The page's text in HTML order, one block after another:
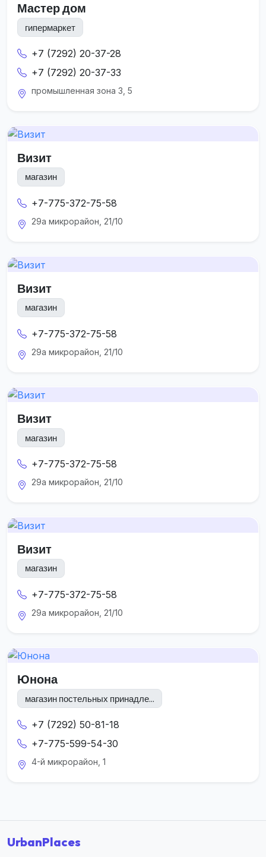
Мастер дом
гипермаркет
+7 (7292) 20-37-28
+7 (7292) 20-37-33
промышленная зона 3, 5
Визит
магазин
+7-775-372-75-58
29а микрорайон, 21/10
Визит
магазин
+7-775-372-75-58
29а микрорайон, 21/10
Визит
магазин
+7-775-372-75-58
29а микрорайон, 21/10
Визит
магазин
+7-775-372-75-58
29а микрорайон, 21/10
Юнона
магазин постельных принадле...
+7 (7292) 50-81-18
+7-775-599-54-30
4-й микрорайон, 1
UrbanPlaces